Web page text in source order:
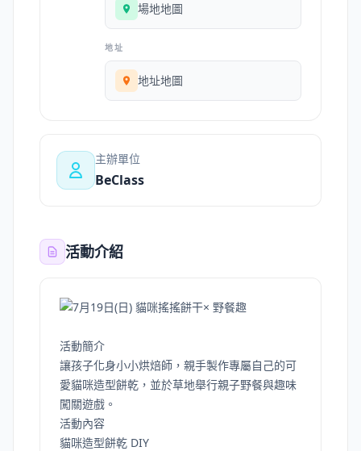
場地地圖
地址
地址地圖
主辦單位
BeClass
活動介紹
活動簡介
讓孩子化身小小烘焙師，親手製作專屬自己的可
愛貓咪造型餅乾，並於草地舉行親子野餐與趣味
闖關遊戲。
活動內容
貓咪造型餅乾 DIY